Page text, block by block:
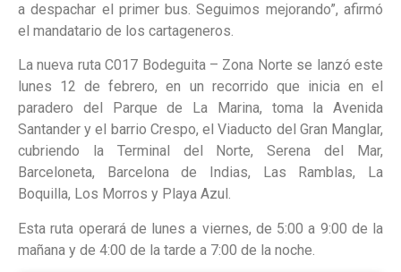
a despachar el primer bus. Seguimos mejorando”, afirmó
el mandatario de los cartageneros.
La nueva ruta C017 Bodeguita – Zona Norte se lanzó este
lunes 12 de febrero, en un recorrido que inicia en el
paradero del Parque de La Marina, toma la Avenida
Santander y el barrio Crespo, el Viaducto del Gran Manglar,
cubriendo la Terminal del Norte, Serena del Mar,
Barceloneta, Barcelona de Indias, Las Ramblas, La
Boquilla, Los Morros y Playa Azul.
Esta ruta operará de lunes a viernes, de 5:00 a 9:00 de la
mañana y de 4:00 de la tarde a 7:00 de la noche.